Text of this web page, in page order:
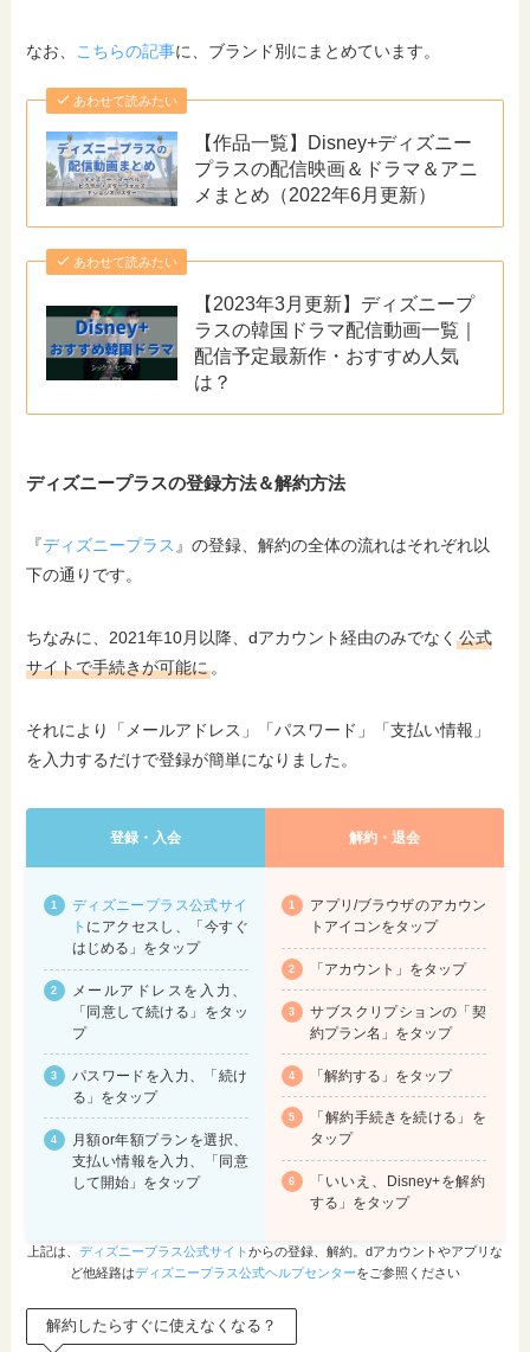
なお、 こちらの記事に、ブランド別にまとめています。
あわせて読みたい
【作品一覧】Disney+ディズニー
プラスの配信映画＆ドラマ＆アニ
メまとめ（2022年6月更新）
あわせて読みたい
【2023年3月更新】ディズニープ
ラスの韓国ドラマ配信動画一覧｜
配信予定最新作・おすすめ人気
は？
ディズニープラスの登録方法＆解約方法
『ディズニープラス 』の登録、解約の全体の流れはそれぞれ以
下の通りです。
ちなみに、2021年10月以降、dアカウント経由のみでなく公式
サイトで手続きが可能に。
それにより「メールアドレス」「パスワード」「支払い情報」
を入力するだけで登録が簡単になりました。
登録・入会 解約・退会
ディズニープラス公式サイ
ト にアクセスし、「今すぐ
はじめる」をタップ
メールアドレスを入力、
「同意して続ける」をタッ
プ
パスワードを入力、「続け
る」をタップ
月額or年額プランを選択、
支払い情報を入力、「同意
して開始」をタップ
アプリ/ブラウザのアカウン
トアイコンをタップ
「アカウント」をタップ
サブスクリプションの「契
約プラン名」をタップ
「解約する」をタップ
「解約手続きを続ける」を
タップ
「いいえ、Disney+を解約
する」をタップ
上記は、 ディズニープラス公式サイトからの登録、解約。dアカウントやアプリな
ど他経路はディズニープラス公式ヘルプセンターをご参照ください
解約したらすぐに使えなくなる？